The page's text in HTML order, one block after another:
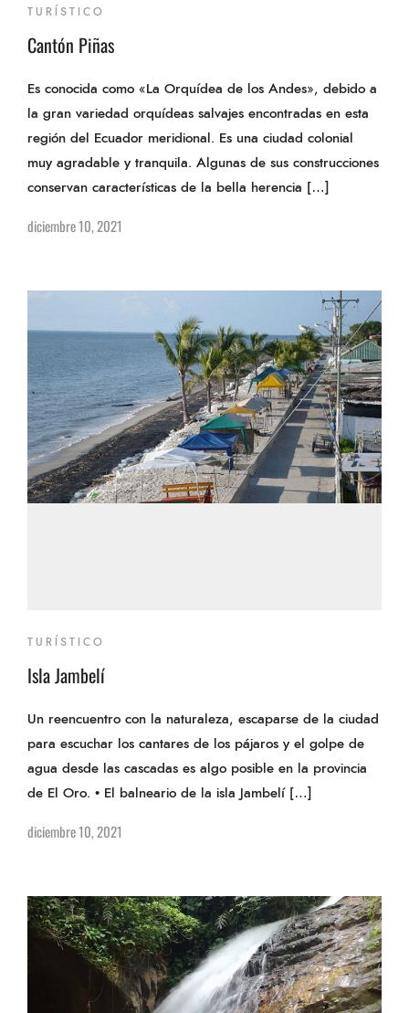
TURÍSTICO
Cantón Piñas
Es conocida como «La Orquídea de los Andes», debido a
la gran variedad orquídeas salvajes encontradas en esta
región del Ecuador meridional. Es una ciudad colonial
muy agradable y tranquila. Algunas de sus construcciones
conservan características de la bella herencia […]
diciembre 10, 2021
TURÍSTICO
Isla Jambelí
Un reencuentro con la naturaleza, escaparse de la ciudad
para escuchar los cantares de los pájaros y el golpe de
agua desde las cascadas es algo posible en la provincia
de El Oro. • El balneario de la isla Jambelí […]
diciembre 10, 2021